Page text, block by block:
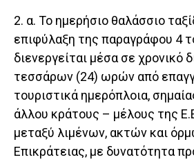
2. α. Το ημερήσιο θαλάσσιο
επιφύλαξη της παραγράφου 4
διενεργείται μέσα σε χρονικό
τεσσάρων (24) ωρών από
τουριστικά ημερόπλοια,
άλλου κράτους – μέλους της
μεταξύ λιμένων, ακτών και
Επικράτειας, με δυνατότητα